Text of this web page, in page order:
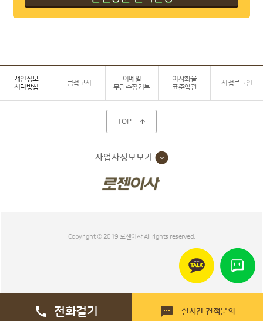
 전화걸기  실시간 견적문의
개인정보
처리방침
법적고지
이메일
무단수집거부
이사화물
표준약관
지점로그인
TOP 
사업자정보보기
Copyright © 2019 로젠이사 All rights reserved.